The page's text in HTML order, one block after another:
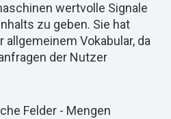
wertvolle Signale
zu geben. Sie hat
allgemeinem Vokabular, da
der Nutzer
Felder - Mengen